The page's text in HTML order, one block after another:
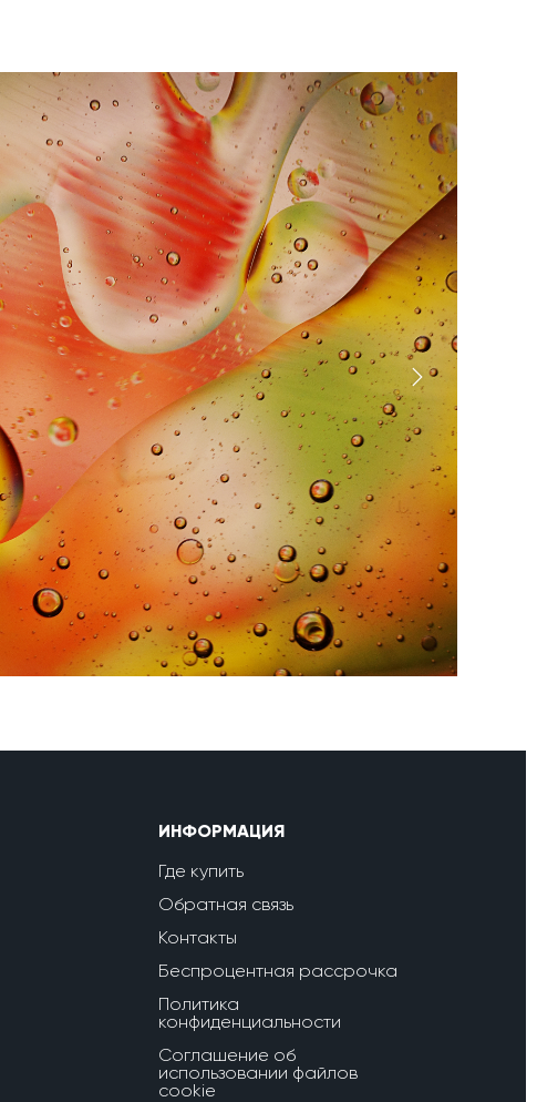
ИНФОРМАЦИЯ
Где купить
Обратная связь
Контакты
Беспроцентная рассрочка
Политика
конфиденциальности
Соглашение об
использовании файлов
cookie